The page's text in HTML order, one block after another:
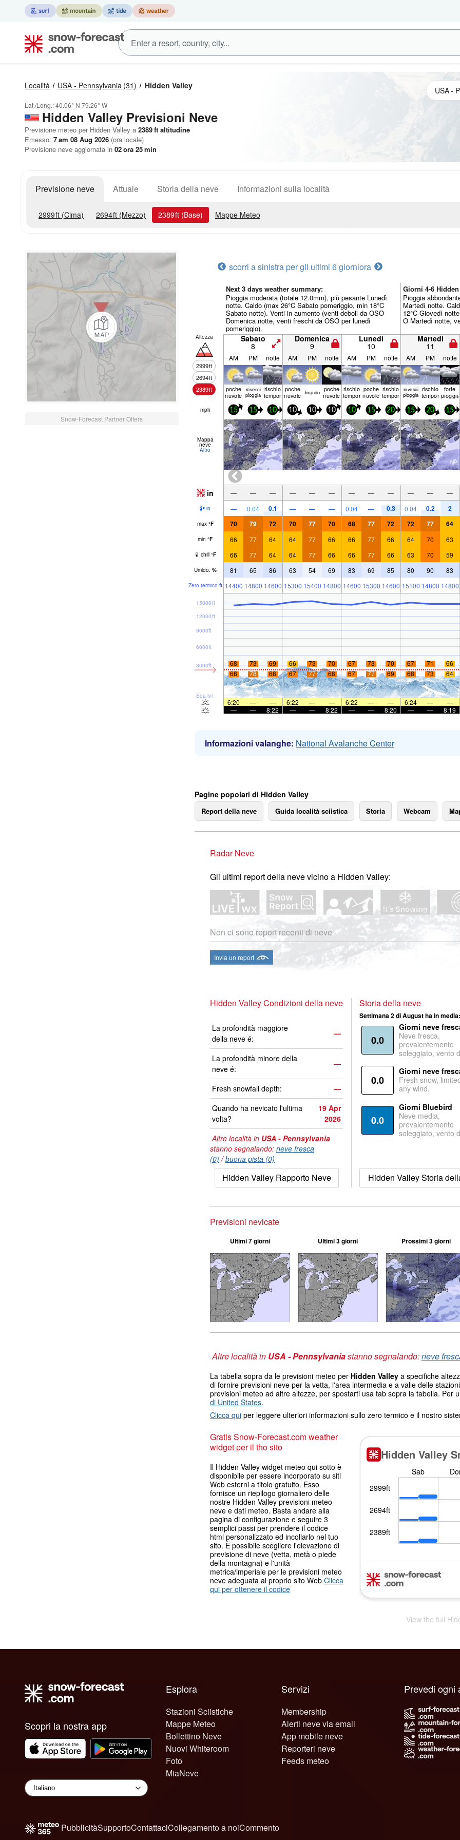
Località USA - Pennsylvania (31) Hidden Valley
Lat./Long.:40.06° N 79.26° W
Hidden Valley Previsioni Neve
Previsione meteo per Hidden Valley a 2389ft altitudine
Emesso: 7 am 08 Aug 2026 (ora locale)
Previsione neve aggiornata in 02ora 25min
Previsione neve Attuale Storia della neve Informazioni sulla località
2999ft (Cima) 2694ft (Mezzo) 2389ft (Base) Mappe Meteo
Snow-Forecast Partner Offers
scorri a sinistra per gli ultimi 6 giorniora
Next 3 days weather summary:
Pioggia moderata (totale 12.0mm), più pesante Lunedì
notte. Caldo (max 26°C Sabato pomeriggio, min 18°C
Sabato notte). Venti in aumento (venti deboli da OSO
Domenica notte, venti freschi da OSO per lunedì
pomeriggio).
Giorni 4-6
Pioggia
Martedì notte.
12°C Giovedì
O Martedì notte,
Altezza
2999ft
2694ft
2389ft
Sabato
8
Domenica
9
Lunedì
10
Martedì
11
AM PM notte AM PM notte AM PM notte AM PM notte
poche
nuvole
rovesci
pioggia
rischio
temporale
poche
nuvole limp­ido poche
nuvole
rischio
temporale
poche
nuvole
rischio
temporale
rovesci
pioggia
rischio
temporale
forte
pioggia
mph 15 15 10 10 10 10 10 15 20 15 20 15
Mappa
neve
Altro
in — — — — — — — — — — — —
in — 0.04 0.1 — — — 0.04 — 0.3 0.04 0.2 2
max °F 70 79 72 70 77 70 68 77 72 72 77 64
min °F 66 77 64 64 77 66 66 77 66 64 70 63
chill °F 66 77 64 64 77 66 66 77 66 63 70 59
Umido. % 81 65 86 63 54 69 83 69 85 80 90 83
Zero termico ft 14400 14800 14600 15300 15400 14800 14600 15300 14600 15100 14800 14800
Sea lvl
3000ft
6000ft
9000ft
12000ft
15000ft
68 73 69 66 73 70 67 73 70 67 71 66
68
78 68 67 77 68 67 77 69 68 73 64
6:20 — — 6:22 — — 6:22 — — 6:24 — —
—
— 8:22 — — 8:22 — — 8:20 — — 8:19
Informazioni valanghe: National Avalanche Center
Pagine popolari di Hidden Valley
Report della neve Guida località sciistica Storia Webcam
Radar Neve
Gli ultimi report della neve vicino a Hidden Valley:
Non ci sono report recenti di neve
Invia un report
Hidden Valley Condizioni della neve
La profondità maggiore
della neve é:
—
La profondità minore della
neve é:
—
Fresh snowfall depth:
—
Quando ha nevicato l'ultima
volta?
19 Apr
2026
Altre località in USA - Pennsylvania
stanno segnalando: neve fresca
(0) /buona pista (0)
Hidden Valley Rapporto Neve
Storia della neve
Settimana 2 di August ha in media:
0.0
Giorni neve
Neve fresca,
prevalentemente
soleggiato, vento
0.0
Giorni neve
Fresh snow,
any wind.
0.0
Giorni Bluebird
Neve media,
prevalentemente
soleggiato, vento
Hidden Valley Storia
Previsioni nevicate
Ultimi 7 giorni Ultimi 3 giorni Prossimi 3 giorni
Altre località in USA - Pennsylvaniastanno segnalando:neve
La tabella sopra da le previsioni meteo per Hidden Valley a specifiche
di fornire previsioni neve per la vetta, l'area intermedia e a valle delle
previsioni meteo ad altre altezze, per spostarti usa tab sopra la tabella. Per
di United States.
Clicca qui per leggere ulteriori informazioni sullo zero termico e il nostro
Gratis Snow-Forecast.com weather
widget per il tho sito
Il Hidden Valley widget meteo qui sotto è
disponibile per essere incorporato su siti
Web esterni a titolo gratuito. Esso
fornisce un riepilogo giornaliero delle
nostre Hidden Valley previsioni meteo
neve e dati meteo. Basta andare alla
pagina di configurazione e seguire 3
semplici passi per prendere il codice
html personalizzato ed incollarlo nel tuo
sito. È possibile scegliere l'elevazione di
previsione di neve (vetta, metà o piede
della montagna) e l'unità
metrica/imperiale per le previsioni meteo
neve adeguata al proprio sito Web Clicca
qui per ottenere il codice
View the full
Scopri la nostra app
Esplora
Stazioni Sciistiche
Mappe Meteo
Bollettino Neve
Nuovi Whiteroom
Foto
MiaNeve
Servizi
Membership
Alerti neve via email
App mobile neve
Reporteri neve
Feeds meteo
Prevedi ogni
PubblicitàSupportoContattaciCollegamento a noiCommento